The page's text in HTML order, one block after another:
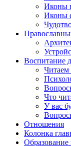
Иконы
Иконы
Воспитание
Читаем
Что
У вас
Отношения
Колонка
Образование